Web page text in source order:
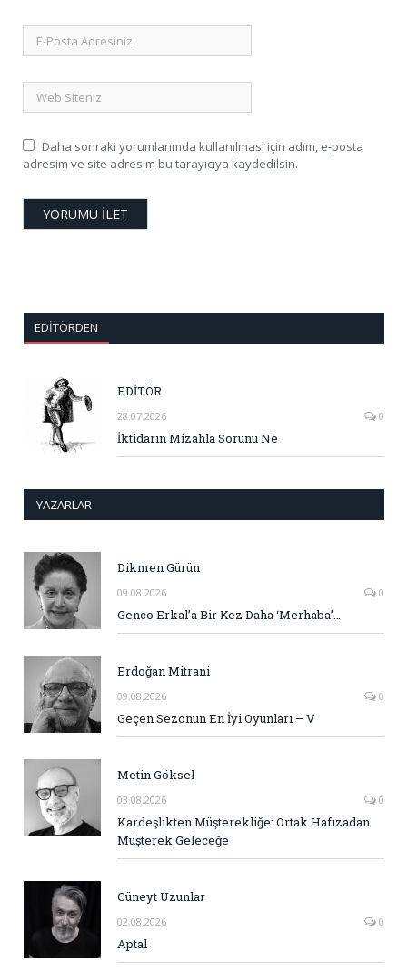
Daha sonraki yorumlarımda kullanılması için adım, e-posta
adresim ve site adresim bu tarayıcıya kaydedilsin.
EDITÖRDEN
EDİTÖR
28.07.2026 0
İktidarın Mizahla Sorunu Ne
YAZARLAR
Dikmen Gürün
09.08.2026 0
Genco Erkal’a Bir Kez Daha ‘Merhaba’…
Erdoğan Mitrani
09.08.2026 0
Geçen Sezonun En İyi Oyunları – V
Metin Göksel
03.08.2026 0
Kardeşlikten Müşterekliğe: Ortak Hafızadan
Müşterek Geleceğe
Cüneyt Uzunlar
02.08.2026 0
Aptal